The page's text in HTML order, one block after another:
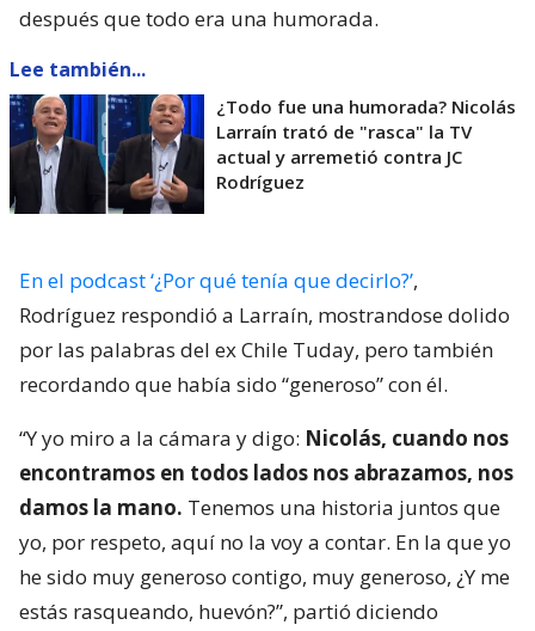
después que todo era una humorada.
Lee también...
¿Todo fue una humorada? Nicolás
Larraín trató de "rasca" la TV
actual y arremetió contra JC
Rodríguez
En el podcast ‘¿Por qué tenía que decirlo?’,
Rodríguez respondió a Larraín, mostrandose dolido
por las palabras del ex Chile Tuday, pero también
recordando que había sido “generoso” con él.
“Y yo miro a la cámara y digo: Nicolás, cuando nos
encontramos en todos lados nos abrazamos, nos
damos la mano. Tenemos una historia juntos que
yo, por respeto, aquí no la voy a contar. En la que yo
he sido muy generoso contigo, muy generoso, ¿Y me
estás rasqueando, huevón?”, partió diciendo